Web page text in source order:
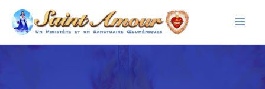
Aller
contenu